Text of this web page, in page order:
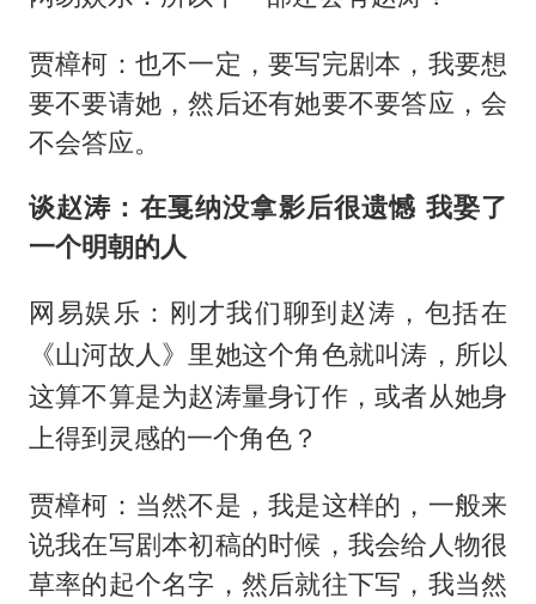
贾樟柯：也不一定，要写完剧本，我要想
要不要请她，然后还有她要不要答应，会
不会答应。
谈赵涛：在戛纳没拿影后很遗憾 我娶了
一个明朝的人
网易娱乐：刚才我们聊到赵涛，包括在
《山河故人》里她这个角色就叫涛，所以
这算不算是为赵涛量身订作，或者从她身
上得到灵感的一个角色？
贾樟柯：当然不是，我是这样的，一般来
说我在写剧本初稿的时候，我会给人物很
草率的起个名字，然后就往下写，我当然